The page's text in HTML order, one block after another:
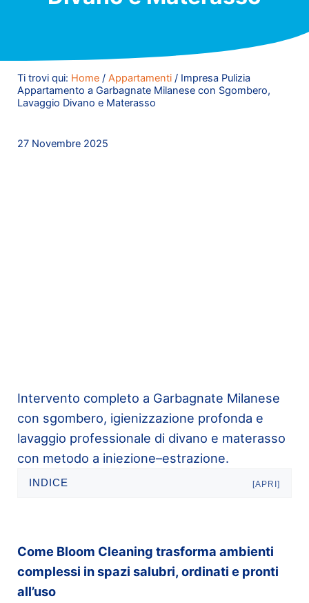
Ti trovi qui: Home / Appartamenti /Impresa Pulizia
Appartamento a Garbagnate Milanese con Sgombero,
Lavaggio Divano e Materasso
27 Novembre 2025
Intervento completo a Garbagnate Milanese
con sgombero, igienizzazione profonda e
lavaggio professionale di divano e materasso
con metodo a iniezione–estrazione.
INDICE [APRI]
Come Bloom Cleaning trasforma ambienti
complessi in spazi salubri, ordinati e pronti
all’uso